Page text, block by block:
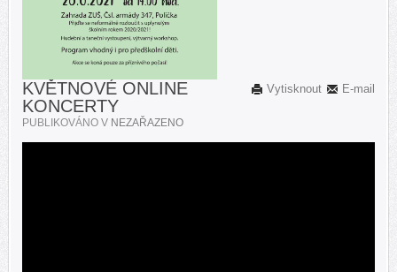
E-mail
Vytisknout
KVĚTNOVÉ ONLINE
KONCERTY
PUBLIKOVÁNO V NEZAŘAZENO